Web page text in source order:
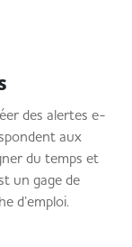
des alertes e-
aux
du temps et
un gage de
d’emploi.